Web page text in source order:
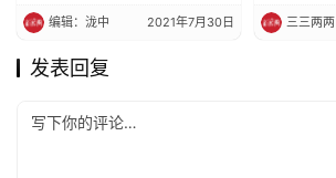
编辑：泷中 2021年7月30日 三三两两
发表回复